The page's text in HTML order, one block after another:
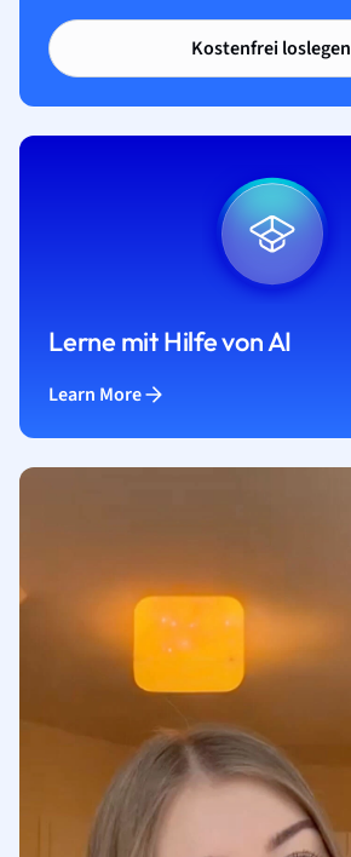
Kostenfrei loslegen
Lerne mit Hilfe von AI
Learn More